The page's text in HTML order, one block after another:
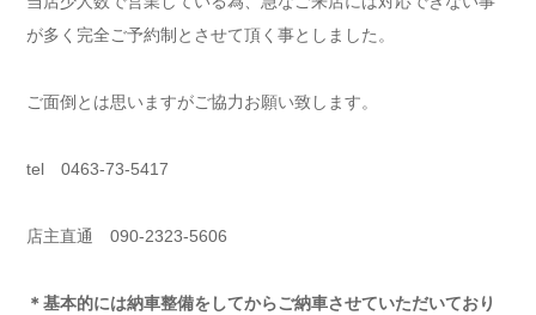
が多く完全ご予約制とさせて頂く事としました。
ご面倒とは思いますがご協力お願い致します。
tel 0463-73-5417
店主直通 090-2323-5606
＊基本的には納車整備をしてからご納車させていただいており